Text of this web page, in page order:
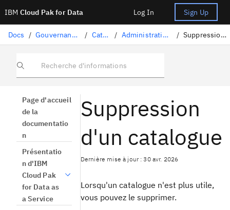
IBM Cloud Pak for Data Log In Sign Up
Docs / Gouvernance des données / Catalogues / Administration d'un catalogue / Suppression d'un catalogue
Recherche d'informations
Page d'accueil
de la
documentatio
n
Présentatio
n d'IBM
Cloud Pak
for Data as
a Service
Suppression
d'un catalogue
Dernière mise à jour : 30 avr. 2026
Lorsqu'un catalogue n'est plus utile,
vous pouvez le supprimer.